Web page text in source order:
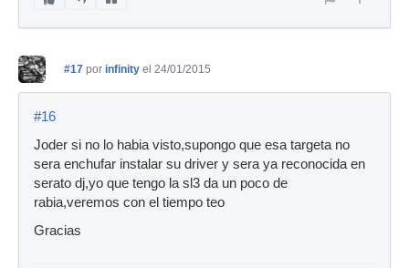
#17 por infinity el 24/01/2015
#16
Joder si no lo habia visto,supongo que esa targeta no
sera enchufar instalar su driver y sera ya reconocida en
serato dj,yo que tengo la sl3 da un poco de
rabia,veremos con el tiempo teo
Gracias